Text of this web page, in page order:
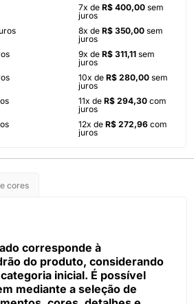
7x de R$ 400,00 sem
juros
8x de R$ 350,00 sem
juros
9x de R$ 311,11 sem
juros
10x de R$ 280,00 sem
juros
11x de R$ 294,30 com
juros
12x de R$ 272,96 com
juros
cores
corresponde à
do produto, considerando
inicial. É possível
mediante a seleção de